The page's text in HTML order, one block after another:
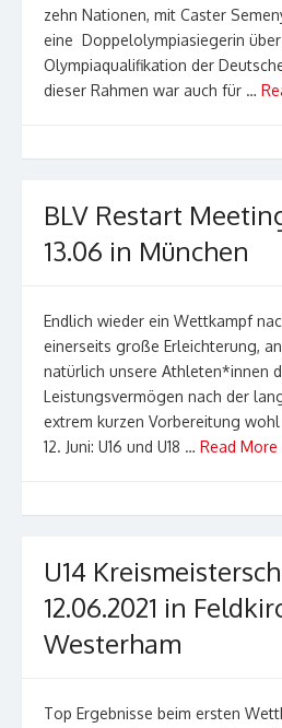
zehn Nationen, mit Caster
eine Doppelolympiasiegerin
Olympiaqualifikation der
dieser Rahmen war auch für …
BLV Restart
13.06 in München
Endlich wieder ein Wettkampf
einerseits große Erleichterung,
natürlich unsere Athleten*innen
Leistungsvermögen nach der
extrem kurzen Vorbereitung
12. Juni: U16 und U18 … Read More
U14
12.06.2021 in
Westerham
Top Ergebnisse beim ersten